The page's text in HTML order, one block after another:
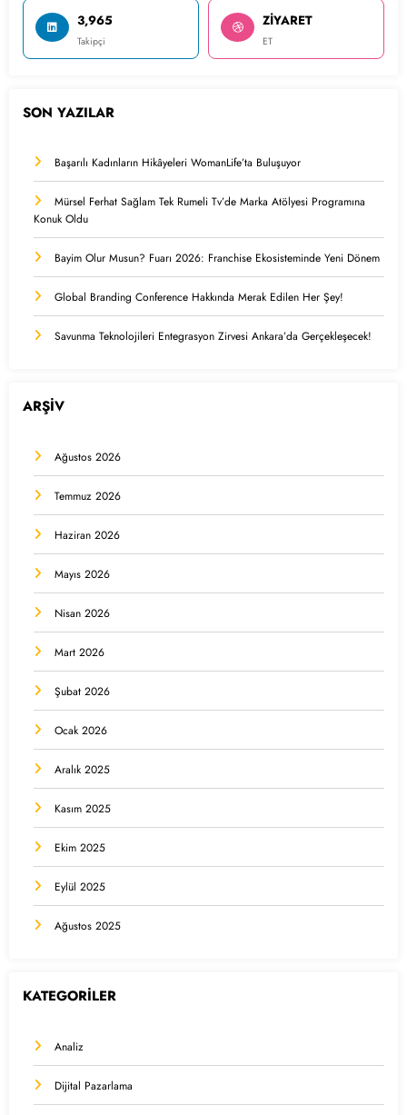
3,965
Takipçi
ZİYARET
ET
SON YAZILAR
Başarılı Kadınların Hikâyeleri WomanLife’ta Buluşuyor
Mürsel Ferhat Sağlam Tek Rumeli Tv’de Marka Atölyesi Programına
Konuk Oldu
Bayim Olur Musun? Fuarı 2026: Franchise Ekosisteminde Yeni Dönem
Global Branding Conference Hakkında Merak Edilen Her Şey!
Savunma Teknolojileri Entegrasyon Zirvesi Ankara’da Gerçekleşecek!
ARŞİV
Ağustos 2026
Temmuz 2026
Haziran 2026
Mayıs 2026
Nisan 2026
Mart 2026
Şubat 2026
Ocak 2026
Aralık 2025
Kasım 2025
Ekim 2025
Eylül 2025
Ağustos 2025
KATEGORİLER
Analiz
Dijital Pazarlama